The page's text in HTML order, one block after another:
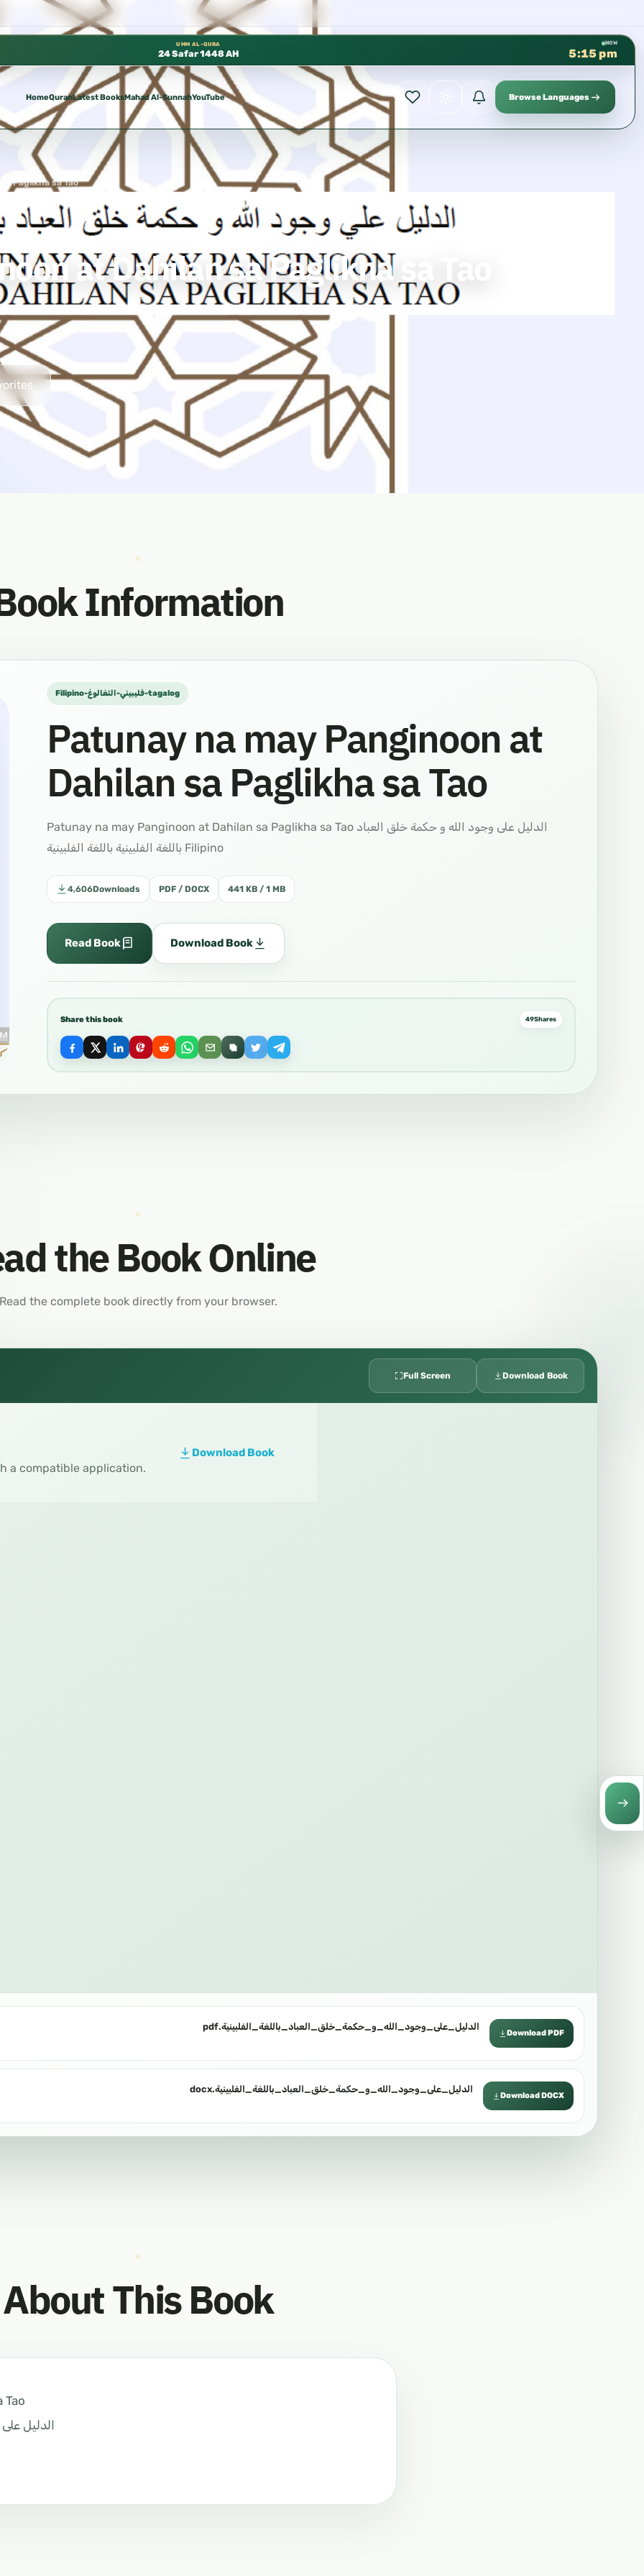
كتب الشيخ هيثم سرحان حفظه الله متوفرة مجانًا في المسجد النبوي، 📍 باب ٣٧ (باب مكة) – الطابق الثالث 📍 إدارة الشؤون العلمية بالحسبة 📚 متوفرة بجميع اللغات
UMM AL-QURA
24 Safar 1448 AH
NOW
5:15 pm
HomeQuranLatest BooksMahad Al-SunnahYouTube Browse Languages
Paglikha sa Tao
at Dahilan sa Paglikha sa Tao
Information
Filipino-فليبيني-التغالوغ-tagalog
Patunay na may Panginoon at
Dahilan sa Paglikha sa Tao
Patunay na may Panginoon at Dahilan sa Paglikha sa Tao الدليل على وجود الله و حكمة خلق العباد
باللغة الفلبينية باللغة الفلبينية Filipino
4,606Downloads PDF / DOCX 441 KB / 1 MB
Read Book Download Book
Share this book 49Shares
the Book Online
the complete book directly from your browser.
Full Screen Download Book
a compatible application.
Download Book
الدليل_على_وجود_الله_و_حكمة_خلق_العباد_باللغة_الفلبينية.pdf
Download PDF
الدليل_على_وجود_الله_و_حكمة_خلق_العباد_باللغة_الفلبينية.docx
Download DOCX
About This Book
Tao
الدليل على